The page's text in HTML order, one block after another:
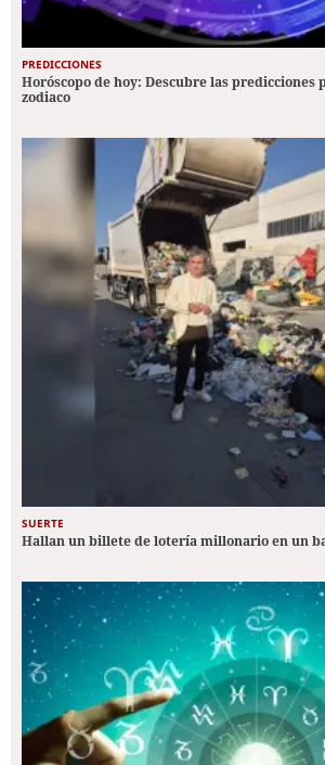
PREDICCIONES
Horóscopo de hoy: Descubre las predicciones
zodiaco
SUERTE
Hallan un billete de lotería millonario en un